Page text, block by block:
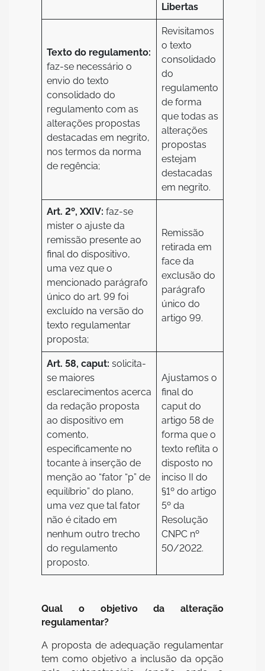
Libertas
Texto do regulamento:
faz-se necessário o
envio do texto
consolidado do
regulamento com as
alterações propostas
destacadas em negrito,
nos termos da norma
de regência;
Revisitamos
o texto
consolidado
do
regulamento
de forma
que todas as
alterações
propostas
estejam
destacadas
em negrito.
Art. 2º, XXIV: faz-se
mister o ajuste da
remissão presente ao
final do dispositivo,
uma vez que o
mencionado parágrafo
único do art. 99 foi
excluído na versão do
texto regulamentar
proposta;
Remissão
retirada em
face da
exclusão do
parágrafo
único do
artigo 99.
Art. 58, caput: solicita-
se maiores
esclarecimentos acerca
da redação proposta
ao dispositivo em
comento,
especificamente no
tocante à inserção de
menção ao “fator “p” de
equilíbrio” do plano,
uma vez que tal fator
não é citado em
nenhum outro trecho
do regulamento
proposto.
Ajustamos o
final do
caput do
artigo 58 de
forma que o
texto reflita o
disposto no
inciso II do
§1º do artigo
5º da
Resolução
CNPC nº
50/2022.
Qual o objetivo da alteração
regulamentar?
A proposta de adequação regulamentar
tem como objetivo a inclusão da opção